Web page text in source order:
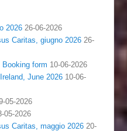
2026 26-06-2026
Caritas, giugno 2026 26-
Booking form 10-06-2026
June 2026 10-06-
05-2026
05-2026
Caritas, maggio 2026 20-